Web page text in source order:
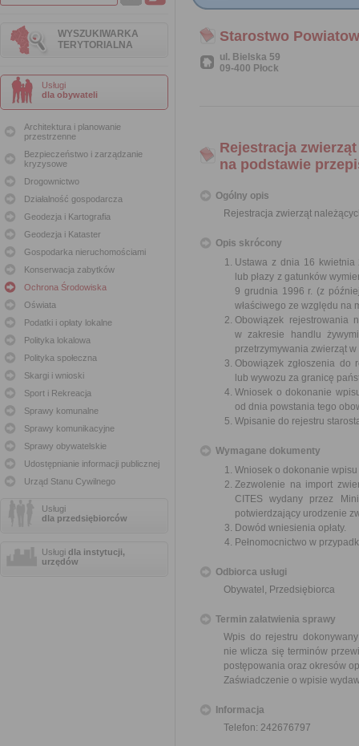
WYSZUKIWARKA
TERYTORIALNA
Usługi
dla obywateli
Architektura i planowanie
przestrzenne
Bezpieczeństwo i zarządzanie
kryzysowe
Drogownictwo
Działalność gospodarcza
Geodezja i Kartografia
Geodezja i Kataster
Gospodarka nieruchomościami
Konserwacja zabytków
Ochrona Środowiska
Oświata
Podatki i opłaty lokalne
Polityka lokalowa
Polityka społeczna
Skargi i wnioski
Sport i Rekreacja
Sprawy komunalne
Sprawy komunikacyjne
Sprawy obywatelskie
Udostępnianie informacji publicznej
Urząd Stanu Cywilnego
Usługi
dla przedsiębiorców
Usługi dla instytucji,
urzędów
Starostwo
ul. Bielska 59
09-400 Płock
Rejestracja
na podstawie
Ogólny opis
Rejestracja zwierząt
Opis skrócony
Ustawa z dnia 16 kwietnia
lub płazy z gatunków
9 grudnia 1996 r. (z
właściwego ze względu na
Obowiązek rejestrowania
w zakresie handlu
przetrzymywania zwierząt
Obowiązek zgłoszenia
lub wywozu za granicę
Wniosek o dokonanie
od dnia powstania tego
Wpisanie do rejestru
Wymagane dokumenty
Wniosek o dokonanie
Zezwolenie na import
CITES wydany przez
potwierdzający urodzenie
Dowód wniesienia opłaty.
Pełnomocnictwo w
Odbiorca usługi
Obywatel, Przedsiębiorca
Termin załatwienia sprawy
Wpis do rejestru
nie wlicza się terminów
postępowania oraz okresów
Zaświadczenie o wpisie
Informacja
Telefon: 242676797